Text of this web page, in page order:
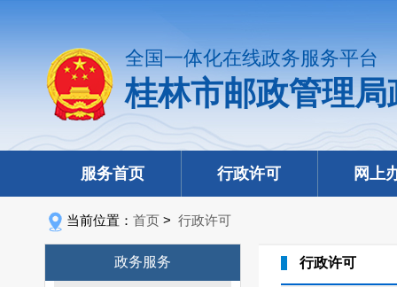
全国一体化在线政务服务平台
桂林市邮政管理
服务首页 行政许可 网上
当前位置： 首页 > 行政许可
政务服务 行政许可